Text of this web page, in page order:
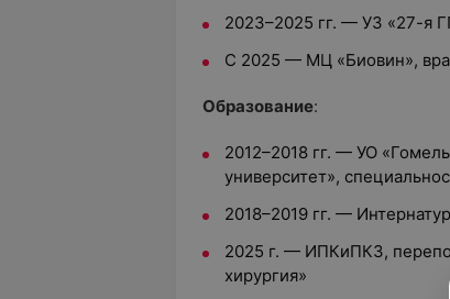
2023–2025 гг. — УЗ «27-я
С 2025 — МЦ «Биовин»,
Образование:
2012–2018 гг. — УО
университет»,
2018–2019 гг. —
2025 г. — ИПКиПКЗ,
хирургия»